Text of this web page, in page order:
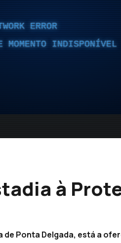
ERROR
MOMENTO INDISPONÍVEL
à
Ponta Delgada, está a